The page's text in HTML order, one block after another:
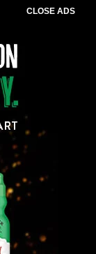
CLOSE ADS